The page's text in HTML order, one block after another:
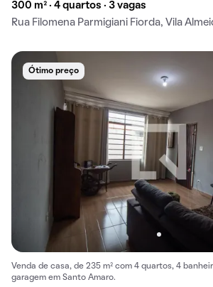
300 m² · 4 quartos · 3 vagas
Rua Filomena Parmigiani Fiorda, Vila
Ótimo preço
Venda de casa, de 235 m² com 4 quartos, 4
garagem em Santo Amaro.